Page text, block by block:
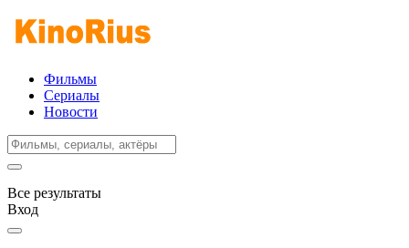
Фильмы
Сериалы
Новости
Все результаты
Вход